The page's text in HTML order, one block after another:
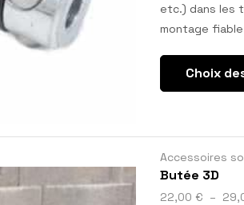
etc.) dans les
montage
Choix
Accessoires
Butée 3D
22,00 € –